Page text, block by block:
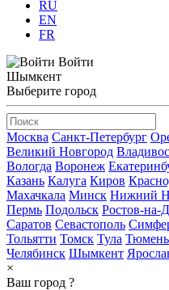
RU
EN
FR
Войти
Шымкент
Выберите город
Москва Санкт-Петербург
Великий Новгород
Вологда Воронеж
Казань Калуга Киров
Махачкала Минск Нижний
Пермь Подольск Ростов-на-
Саратов Севастополь
Тольятти Томск Тула Тюмень
Челябинск Шымкент
×
Ваш город ?